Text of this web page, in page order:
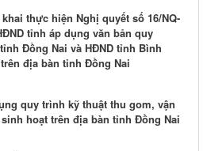
thực hiện Nghị quyết số 16/NQ-
tỉnh áp dụng văn bản quy
Đồng Nai và HĐND tỉnh Bình
địa bàn tỉnh Đồng Nai
quy trình kỹ thuật thu gom, vận
hoạt trên địa bàn tỉnh Đồng Nai